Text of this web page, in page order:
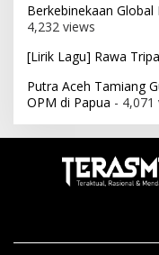
Berkebinekaan
4,232 views
[Lirik Lagu] Rawa
Putra Aceh Tamiang
OPM di Papua - 4,071